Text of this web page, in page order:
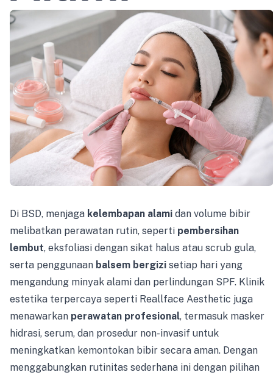
Di BSD, menjaga kelembapan alami dan volume bibir
melibatkan perawatan rutin, seperti pembersihan
lembut, eksfoliasi dengan sikat halus atau scrub gula,
serta penggunaan balsem bergizi setiap hari yang
mengandung minyak alami dan perlindungan SPF. Klinik
estetika terpercaya seperti Reallface Aesthetic juga
menawarkan perawatan profesional, termasuk masker
hidrasi, serum, dan prosedur non-invasif untuk
meningkatkan kemontokan bibir secara aman. Dengan
menggabungkan rutinitas sederhana ini dengan pilihan